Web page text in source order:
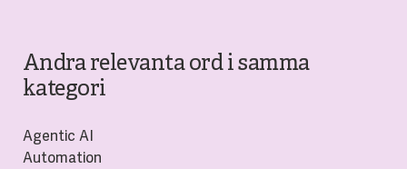
Andra relevanta ord i samma
kategori
Agentic AI
Automation